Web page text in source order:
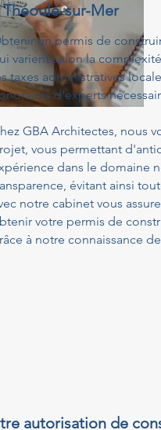
Théoule-sur-Mer
un permis de
varient selon la
taxes administratives
d'experts
GBA Architectes, nous
vous permettant
dans le domaine
évitant ainsi
notre cabinet vous
votre permis de
à notre connaissance
autorisation de